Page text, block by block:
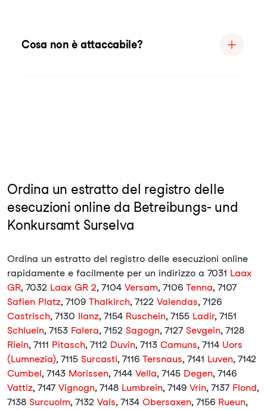
Cosa non è attaccabile?
Ordina un estratto del registro delle
esecuzioni online da Betreibungs- und
Konkursamt Surselva
Ordina un estratto del registro delle esecuzioni online
rapidamente e facilmente per un indirizzo a 7031 Laax
GR, 7032 Laax GR 2, 7104 Versam, 7106 Tenna, 7107
Safien Platz, 7109 Thalkirch, 7122 Valendas, 7126
Castrisch, 7130 Ilanz, 7154 Ruschein, 7155 Ladir, 7151
Schluein, 7153 Falera, 7152 Sagogn, 7127 Sevgein, 7128
Riein, 7111 Pitasch, 7112 Duvin, 7113 Camuns, 7114 Uors
(Lumnezia), 7115 Surcasti, 7116 Tersnaus, 7141 Luven, 7142
Cumbel, 7143 Morissen, 7144 Vella, 7145 Degen, 7146
Vattiz, 7147 Vignogn, 7148 Lumbrein, 7149 Vrin, 7137 Flond,
7138 Surcuolm, 7132 Vals, 7134 Obersaxen, 7156 Rueun,